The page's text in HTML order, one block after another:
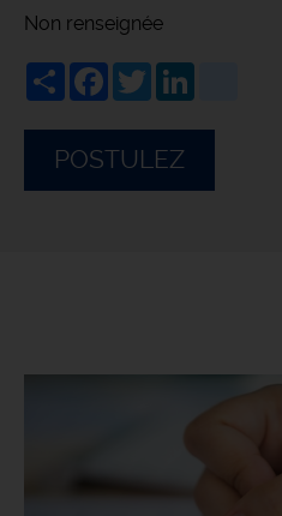
Non renseignée
ShareFacebook
Twitter
POSTULEZ